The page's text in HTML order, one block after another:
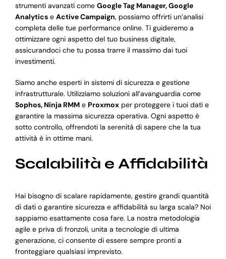
strumenti avanzati come Google Tag Manager, Google
Analyticse Active Campaign, possiamo offrirti un’analisi
completa delle tue performance online. Ti guideremo a
ottimizzare ogni aspetto del tuo business digitale,
assicurandoci che tu possa trarre il massimo dai tuoi
investimenti.
Siamo anche esperti in sistemi di sicurezza e gestione
infrastrutturale. Utilizziamo soluzioni all’avanguardia come
Sophos, Ninja RMMe Proxmoxper proteggere i tuoi dati e
garantire la massima sicurezza operativa. Ogni aspetto è
sotto controllo, offrendoti la serenità di sapere che la tua
attività è in ottime mani.
Scalabilità e Affidabilità
Hai bisogno di scalare rapidamente, gestire grandi quantità
di dati o garantire sicurezza e affidabilità su larga scala? Noi
sappiamo esattamente cosa fare. La nostra metodologia
agile e priva di fronzoli, unita a tecnologie di ultima
generazione, ci consente di essere sempre pronti a
fronteggiare qualsiasi imprevisto.